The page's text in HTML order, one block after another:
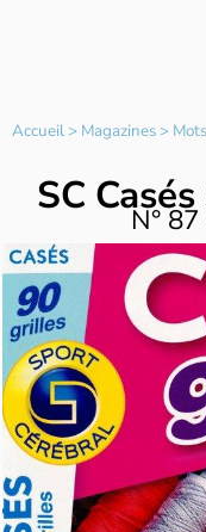
Accueil> Magazines>
SC N°87